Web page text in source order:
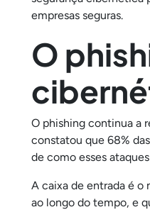
empresas seguras.
O
O phishing continua a
constatou que 68%
de como esses
A caixa de entrada é o
ao longo do tempo, e